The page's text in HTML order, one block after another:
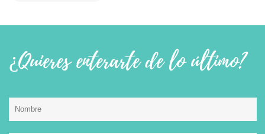
¿Quieres enterarte de lo último?